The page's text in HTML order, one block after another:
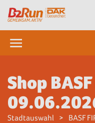
Shop
Stadtauswahl BASF